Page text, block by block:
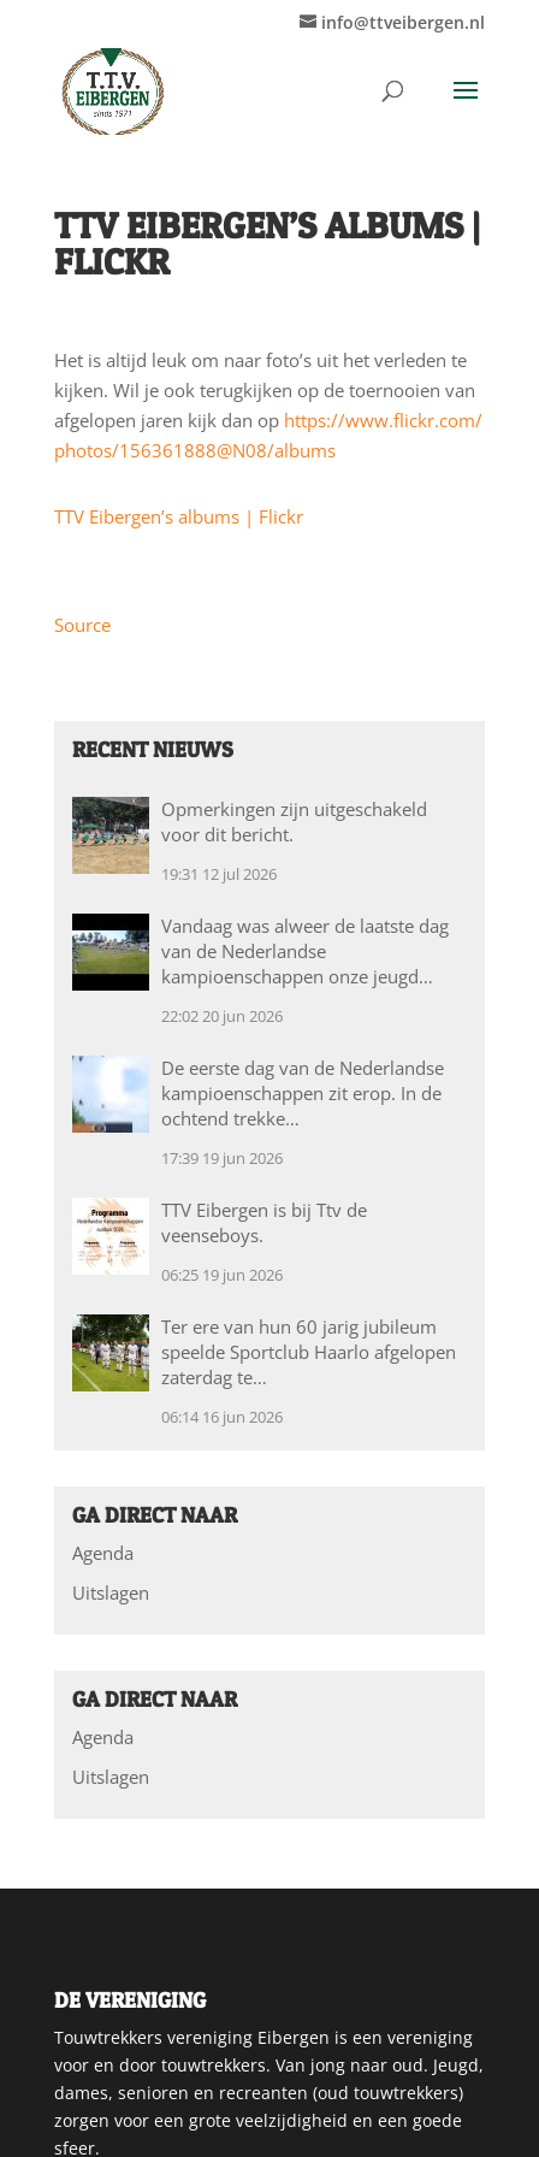
info@ttveibergen.nl
TTV EIBERGEN’S ALBUMS |
FLICKR
Het is altijd leuk om naar foto’s uit het verleden te
kijken. Wil je ook terugkijken op de toernooien van
afgelopen jaren kijk dan op https://www.flickr.com/
photos/156361888@N08/albums
TTV Eibergen’s albums | Flickr
Source
RECENT NIEUWS
Opmerkingen zijn uitgeschakeld
voor dit bericht.
19:31 12 jul 2026
Vandaag was alweer de laatste dag
van de Nederlandse
kampioenschappen onze jeugd…
22:0220 jun 2026
De eerste dag van de Nederlandse
kampioenschappen zit erop. In de
ochtend trekke…
17:39 19 jun 2026
TTV Eibergen is bij Ttv de
veenseboys.
06:25 19 jun 2026
Ter ere van hun 60 jarig jubileum
speelde Sportclub Haarlo afgelopen
zaterdag te…
06:14 16 jun 2026
GA DIRECT NAAR
Agenda
Uitslagen
GA DIRECT NAAR
Agenda
Uitslagen
DE VERENIGING
Touwtrekkers vereniging Eibergen is een vereniging
voor en door touwtrekkers. Van jong naar oud. Jeugd,
dames, senioren en recreanten (oud touwtrekkers)
zorgen voor een grote veelzijdigheid en een goede
sfeer.